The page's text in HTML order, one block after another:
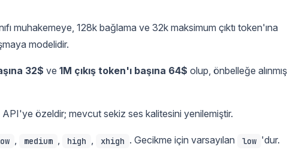
muhakemeye, 128k bağlama ve 32k maksimum çıktı token'ına
modelidir.
32$ ve 1M çıkış token'ı başına 64$ olup, önbelleğe alınmış
API'ye özeldir; mevcut sekiz ses kalitesini yenilemiştir.
medium high xhigh . Gecikme için varsayılan low 'dur.